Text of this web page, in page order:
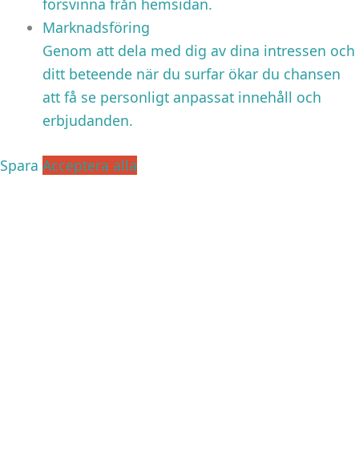
försvinna från hemsidan.
Marknadsföring
Genom att dela med dig av dina intressen och
ditt beteende när du surfar ökar du chansen
att få se personligt anpassat innehåll och
erbjudanden.
Spara Acceptera alla